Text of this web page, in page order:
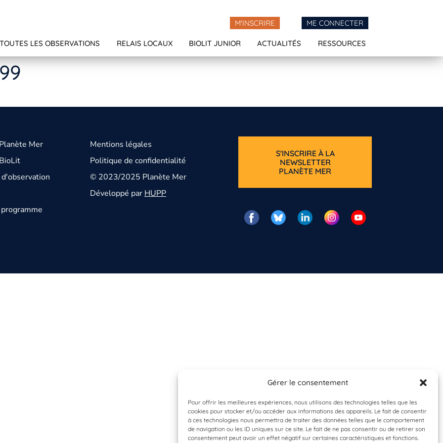
Gérer le consentement
Pour offrir les meilleures expériences, nous utilisons des technologies telles que les
cookies pour stocker et/ou accéder aux informations des appareils. Le fait de consentir
à ces technologies nous permettra de traiter des données telles que le comportement
de navigation ou les ID uniques sur ce site. Le fait de ne pas consentir ou de retirer son
consentement peut avoir un effet négatif sur certaines caractéristiques et fonctions.
M'INSCRIRE ME CONNECTER
TOUTES LES OBSERVATIONS RELAIS LOCAUX BIOLIT JUNIOR ACTUALITÉS RESSOURCES
Mer
Mentions légales
Politique de confidentialité
© 2023/2025 Planète Mer
Développé parHUPP
S'INSCRIRE À LA
NEWSLETTER
PLANÈTE MER